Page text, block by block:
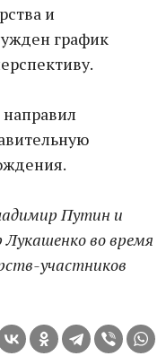
и
график
Путин и
Лукашенко во время
участников